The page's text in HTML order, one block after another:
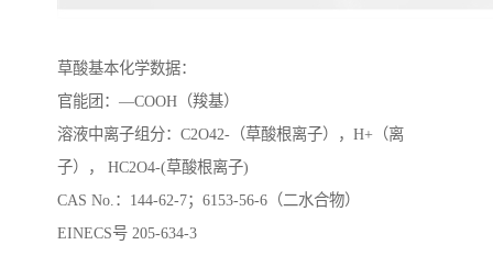
草酸基本化学数据：
官能团：—COOH（羧基）
溶液中离子组分：C2O42-（草酸根离子），H+（离
子）， HC2O4-(草酸根离子)
CAS No.：144-62-7；6153-56-6（二水合物）
EINECS号 205-634-3